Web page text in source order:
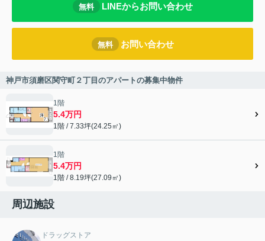
無料 LINEからお問い合わせ
無料 お問い合わせ
神戸市須磨区関守町２丁目のアパートの募集中物件
1階
5.4万円
1階 / 7.33坪(24.25㎡)
1階
5.4万円
1階 / 8.19坪(27.09㎡)
周辺施設
ドラッグストア